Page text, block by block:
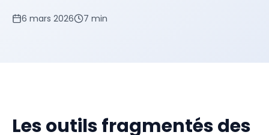
6 mars 2026 7 min
Les outils fragmentés des